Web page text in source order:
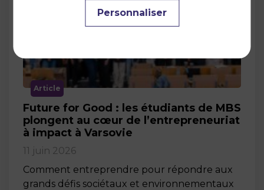
Article
Future for Good : les étudiants de MBS
plongent au cœur de l’entrepreneuriat
à impact à Varsovie
11 juin 2026
Comment entreprendre pour répondre aux
grands défis sociétaux et environnementaux
Personnaliser